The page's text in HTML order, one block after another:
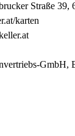
Straße 39,
karten
GmbH,